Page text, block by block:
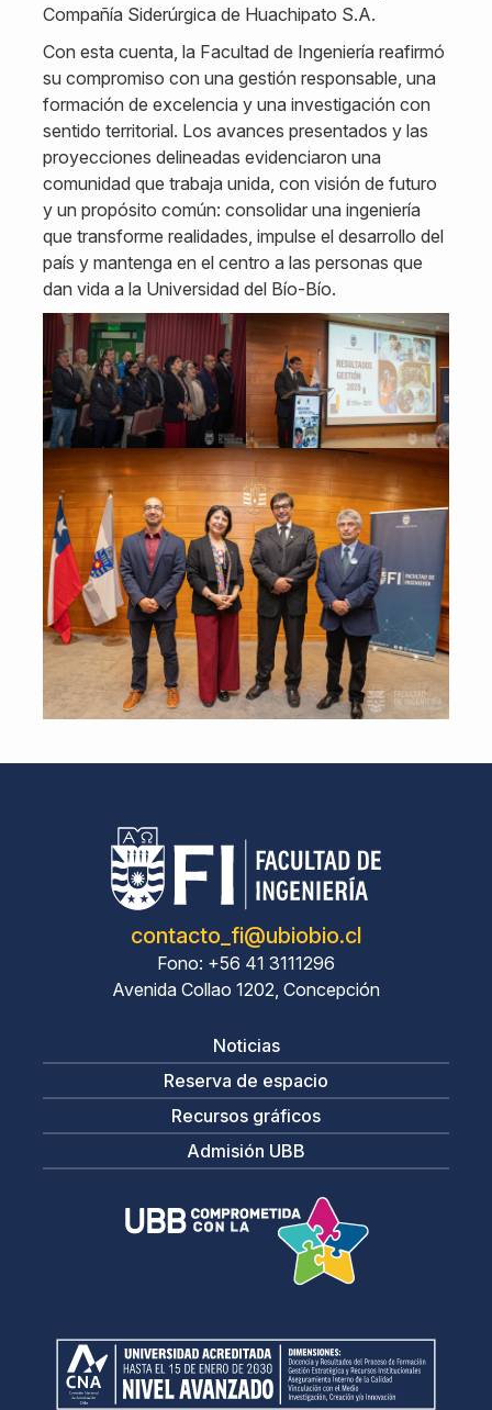
Compañía Siderúrgica de Huachipato S.A.
Con esta cuenta, la Facultad de Ingeniería reafirmó
su compromiso con una gestión responsable, una
formación de excelencia y una investigación con
sentido territorial. Los avances presentados y las
proyecciones delineadas evidenciaron una
comunidad que trabaja unida, con visión de futuro
y un propósito común: consolidar una ingeniería
que transforme realidades, impulse el desarrollo del
país y mantenga en el centro a las personas que
dan vida a la Universidad del Bío-Bío.
contacto_fi@ubiobio.cl
Fono: +56 41 3111296
Avenida Collao 1202, Concepción
Noticias
Reserva de espacio
Recursos gráficos
Admisión UBB